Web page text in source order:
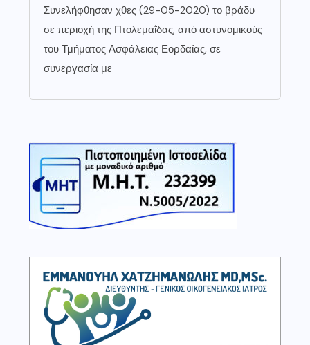
Συνελήφθησαν χθες (29-05-2020) το βράδυ
σε περιοχή της Πτολεμαΐδας, από αστυνομικούς
του Τμήματος Ασφάλειας Εορδαίας, σε
συνεργασία με